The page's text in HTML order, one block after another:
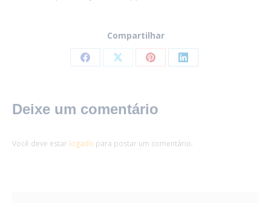
Compartilhar
Share Share Share Share
Deixe um comentário
Você deve estar logado para postar um comentário.